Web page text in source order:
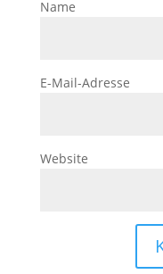
Name
E-Mail-Adresse
Website